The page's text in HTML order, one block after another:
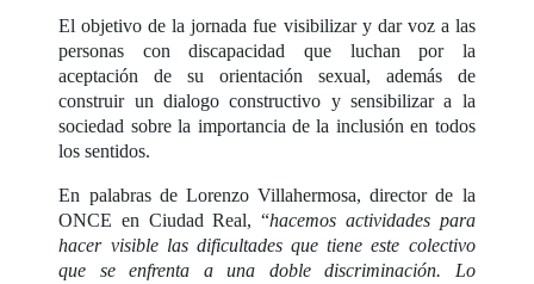
El objetivo de la jornada fue visibilizar y dar voz a las
personas con discapacidad que luchan por la
aceptación de su orientación sexual, además de
construir un dialogo constructivo y sensibilizar a la
sociedad sobre la importancia de la inclusión en todos
los sentidos.
En palabras de Lorenzo Villahermosa, director de la
ONCE en Ciudad Real, “hacemos actividades para
hacer visible las dificultades que tiene este colectivo
que se enfrenta a una doble discriminación. Lo